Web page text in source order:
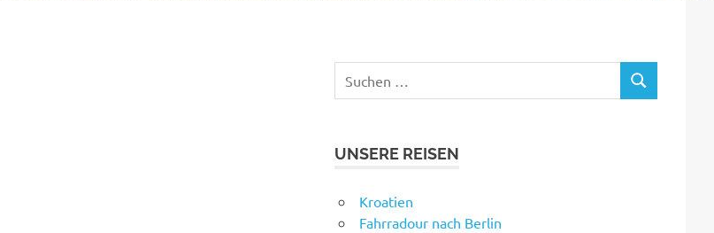
nach:
SUCHEN
UNSERE REISEN
Kroatien
Fahrradour nach Berlin